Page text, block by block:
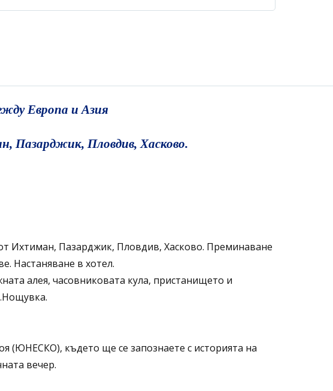
Европа и Азия
Пазарджик, Пловдив, Хасково.
Ихтиман, Пазарджик, Пловдив, Хасково. Преминаване
Настаняване в хотел.
алея, часовниковата кула, пристанището и
(ЮНЕСКО), където ще се запознаете с историята на
вечер.